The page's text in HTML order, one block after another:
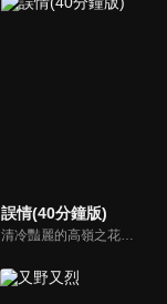
誤情(40分鐘版)
清冷豔麗的高嶺之花江時淺在遭受霸淩、暴力等一系列事件後，華麗蛻變逆襲歸來，用一場精心策劃強勢開啟自己的復仇之路，最終收穫內心救贖與愛情的故事。